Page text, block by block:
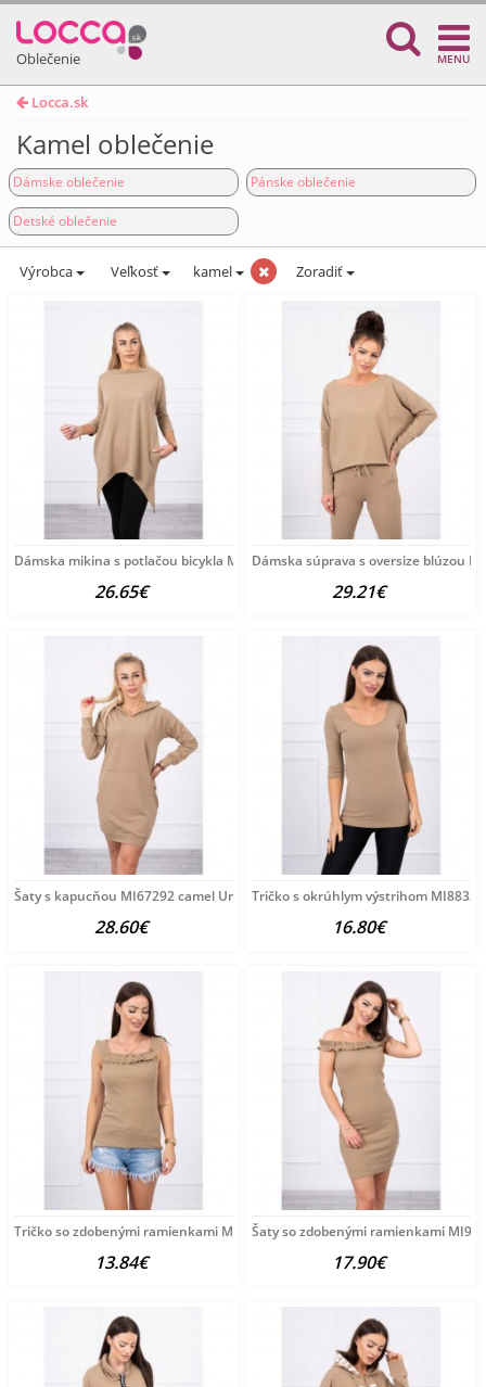
Oblečenie MENU
Locca.sk
Kamel oblečenie
Dámske oblečenie Pánske oblečenie
Detské oblečenie
Výrobca Veľkosť kamel Zoradiť
Dámska mikina s potlačou bicykla MI9139 camel Univerzálna
26.65€
Dámska súprava s oversize blúzou
29.21€
Šaty s kapucňou MI67292 camel Univerzálna Kamel
28.60€
Tričko s okrúhlym výstrihom MI8832
16.80€
Tričko so zdobenými ramienkami MI9096 camel Univerzálna
13.84€
Šaty so zdobenými ramienkami
17.90€